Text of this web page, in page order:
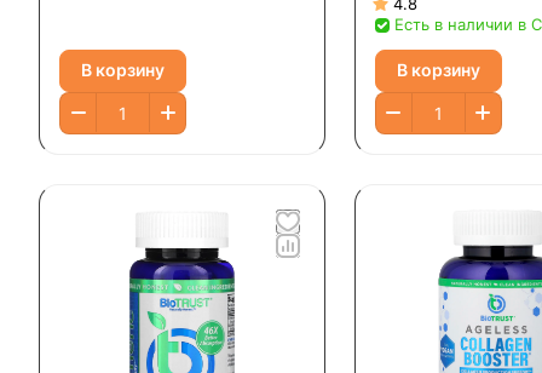
В корзину
4.8
Есть в наличии в
В корзину